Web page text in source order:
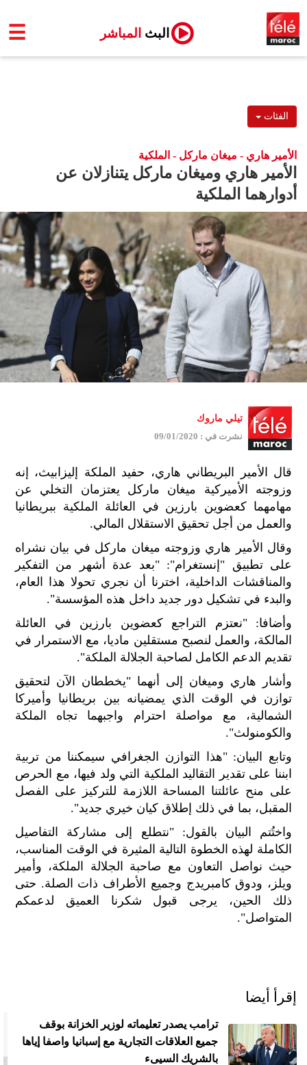
☰ البث المباشر
الفئات
الأمير هاري - ميغان ماركل - الملكية
الأمير هاري وميغان ماركل يتنازلان عن
أدوارهما الملكية
تيلي ماروك
نشرت في : 09/01/2020
قال الأمير البريطاني هاري، حفيد الملكة إليزابيث، إنه
وزوجته الأميركية ميغان ماركل يعتزمان التخلي عن
مهامهما كعضوين بارزين في العائلة الملكية ببريطانيا
والعمل من أجل تحقيق الاستقلال المالي.
وقال الأمير هاري وزوجته ميغان ماركل في بيان نشراه
على تطبيق "إنستغرام": "بعد عدة أشهر من التفكير
والمناقشات الداخلية، اخترنا أن نجري تحولا هذا العام،
والبدء في تشكيل دور جديد داخل هذه المؤسسة".
وأضافا: "نعتزم التراجع كعضوين بارزين في العائلة
المالكة، والعمل لنصبح مستقلين ماديا، مع الاستمرار في
تقديم الدعم الكامل لصاحبة الجلالة الملكة".
وأشار هاري وميغان إلى أنهما "يخططان الآن لتحقيق
توازن في الوقت الذي يمضيانه بين بريطانيا وأميركا
الشمالية، مع مواصلة احترام واجبهما تجاه الملكة
والكومنولث".
وتابع البيان: "هذا التوازن الجغرافي سيمكننا من تربية
ابننا على تقدير التقاليد الملكية التي ولد فيها، مع الحرص
على منح عائلتنا المساحة اللازمة للتركيز على الفصل
المقبل، بما في ذلك إطلاق كيان خيري جديد".
واختُتم البيان بالقول: "نتطلع إلى مشاركة التفاصيل
الكاملة لهذه الخطوة التالية المثيرة في الوقت المناسب،
حيث نواصل التعاون مع صاحبة الجلالة الملكة، وأمير
ويلز، ودوق كامبريدج وجميع الأطراف ذات الصلة. حتى
ذلك الحين، يرجى قبول شكرنا العميق لدعمكم
المتواصل".
إقرأ أيضا
ترامب يصدر تعليماته لوزير الخزانة بوقف
جميع العلاقات التجارية مع إسبانيا واصفا إياها
بالشريك السيىء